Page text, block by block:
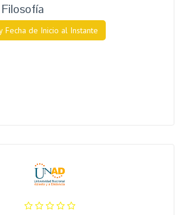
Fecha de Inicio al Instante